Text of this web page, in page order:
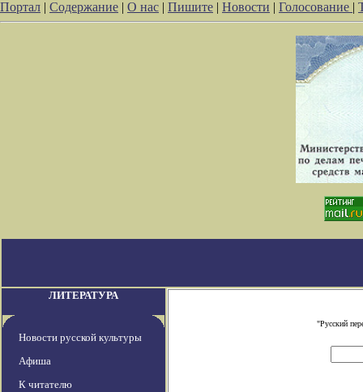
Портал | Содержание | О нас | Пишите | Новости | Голосование |
ЛИТЕРАТУРА
Новости русской культуры
Афиша
К читателю
"Русский